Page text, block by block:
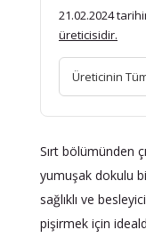
21.02.2024
üreticisidir.
Üreticinin
Sırt bölümünden
yumuşak dokulu
sağlıklı ve
pişirmek için